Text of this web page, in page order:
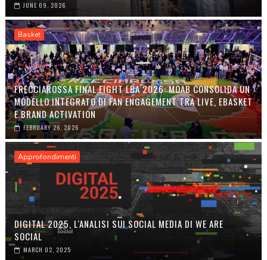
JUNE 09, 2026
Basket
FRECCIAROSSA FINAL EIGHT LBA 2026: MOAB CONSOLIDA UN
MODELLO INTEGRATO DI FAN ENGAGEMENT TRA LIVE, EBASKET
E BRAND ACTIVATION
FEBRUARY 26, 2026
Approfondimenti
DIGITAL 2025, L'ANALISI SUI SOCIAL MEDIA DI WE ARE
SOCIAL
MARCH 02, 2025